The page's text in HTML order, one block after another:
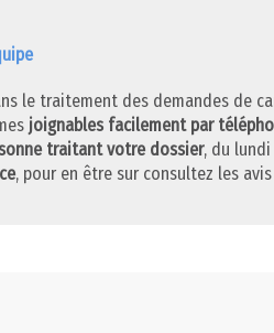
le traitement des demandes de
joignables facilement par
traitant votre dossier, du lundi
, pour en être sur consultez les